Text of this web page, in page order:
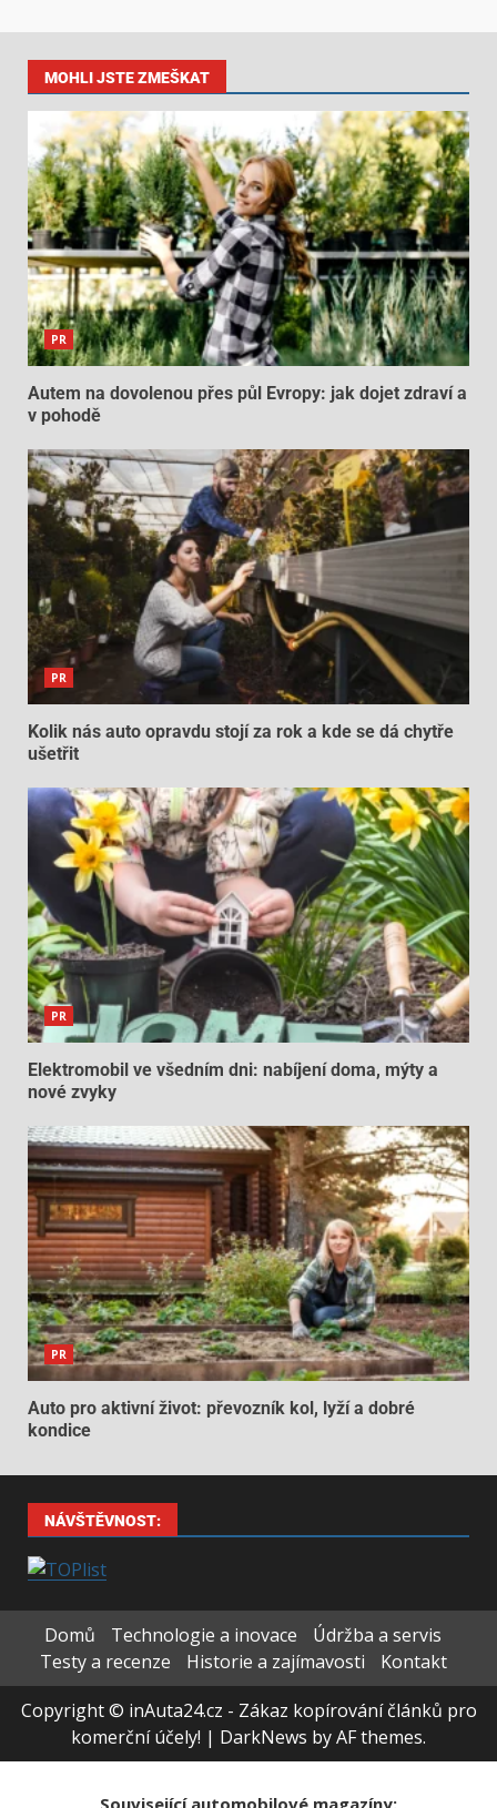
MOHLI JSTE ZMEŠKAT
PR
Autem na dovolenou přes půl Evropy: jak dojet zdraví a
v pohodě
PR
Kolik nás auto opravdu stojí za rok a kde se dá chytře
ušetřit
PR
Elektromobil ve všedním dni: nabíjení doma, mýty a
nové zvyky
PR
Auto pro aktivní život: převozník kol, lyží a dobré
kondice
NÁVŠTĚVNOST:
Domů Technologie a inovace
Údržba a servis
Testy a recenze
Historie a zajímavosti
Kontakt
Copyright © inAuta24.cz - Zákaz kopírování článků pro
komerční účely! | DarkNews by AF themes.
Související automobilové magazíny: